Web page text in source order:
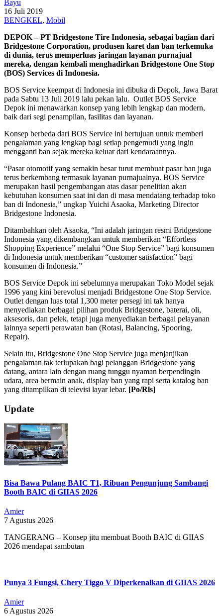
Bayu
16 Juli 2019
BENGKEL, Mobil
DEPOK – PT Bridgestone Tire Indonesia, sebagai bagian dari
Bridgestone Corporation, produsen karet dan ban terkemuka
di dunia, terus memperluas jaringan layanan purnajual
mereka, dengan kembali menghadirkan Bridgestone One Stop
(BOS) Services di Indonesia.
BOS Service keempat di Indonesia ini dibuka di Depok, Jawa Barat
pada Sabtu 13 Juli 2019 lalu pekan lalu. Outlet BOS Service
Depok ini menawarkan konsep yang lebih lengkap dan modern,
baik dari segi penampilan, fasilitas dan layanan.
Konsep berbeda dari BOS Service ini bertujuan untuk memberi
pengalaman yang lengkap bagi setiap pengemudi yang ingin
mengganti ban sejak mereka keluar dari kendaraannya.
“Pasar otomotif yang semakin besar turut membuat pasar ban juga
terus berkembang termasuk layanan purnajualnya. BOS Service
merupakan hasil pengembangan atas dasar penelitian akan
kebutuhan konsumen saat ini dan di masa mendatang terhadap toko
ban di Indonesia,” ungkap Yuichi Asaoka, Marketing Director
Bridgestone Indonesia.
Ditambahkan oleh Asaoka, “Ini adalah jaringan resmi Bridgestone
Indonesia yang dikembangkan untuk memberikan “Effortless
Shopping Experience” melalui “One Stop Service” bagi konsumen
di Indonesia untuk memberikan “customer satisfaction” bagi
konsumen di Indonesia.”
BOS Service Depok ini sebelumnya merupakan Toko Model sejak
1996 yang kini berevolusi menjadi Bridgestone One Stop Service.
Outlet dengan luas total 1,300 meter persegi ini tak hanya
menyediakan berbagai pilihan produk Bridgestone, baterai, oli,
aksesoris, dan pelek, tetapi juga menyediakan berbagai pelayanan
lainnya seperti perawatan ban (Rotasi, Balancing, Spooring,
Repair).
Selain itu, Bridgestone One Stop Service juga menjanjikan
pengalaman tak terlupakan bagi pelanggan Bridgestone yang
datang, antara lain dengan ruang tunggu nyaman berpendingin
udara, area bermain anak, display ban yang rapi serta katalog ban
yang ditampilkan di televisi layar lebar. [Po/Rls]
2019-
07-
16
Update
Bisa Bawa Pulang BAIC T1, Ribuan Pengunjung Sambangi
Booth BAIC di GIIAS 2026
Amier
7 Agustus 2026
TANGERANG – Konsep jitu membuat Booth BAIC di GIIAS
2026 mendapat sambutan
Punya 3 Fungsi, Chery Tiggo V Diperkenalkan di GIIAS 2026
Amier
6 Agustus 2026